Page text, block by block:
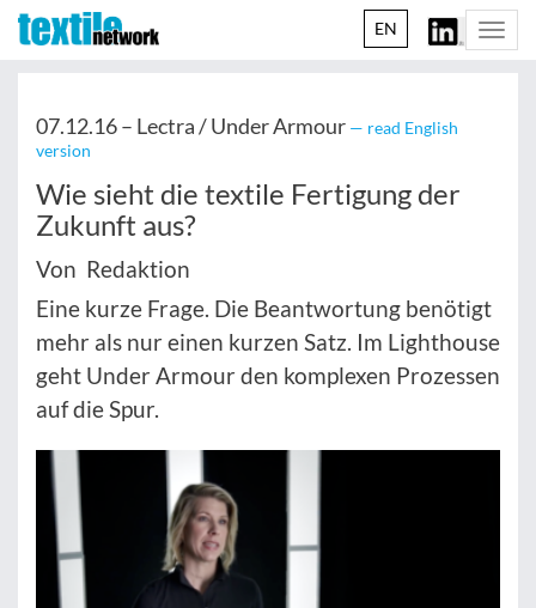
EN
07.12.16 – Lectra / Under Armour — read English
version
Wie sieht die textile Fertigung der
Zukunft aus?
Von Redaktion
Eine kurze Frage. Die Beantwortung benötigt
mehr als nur einen kurzen Satz. Im Lighthouse
geht Under Armour den komplexen Prozessen
auf die Spur.